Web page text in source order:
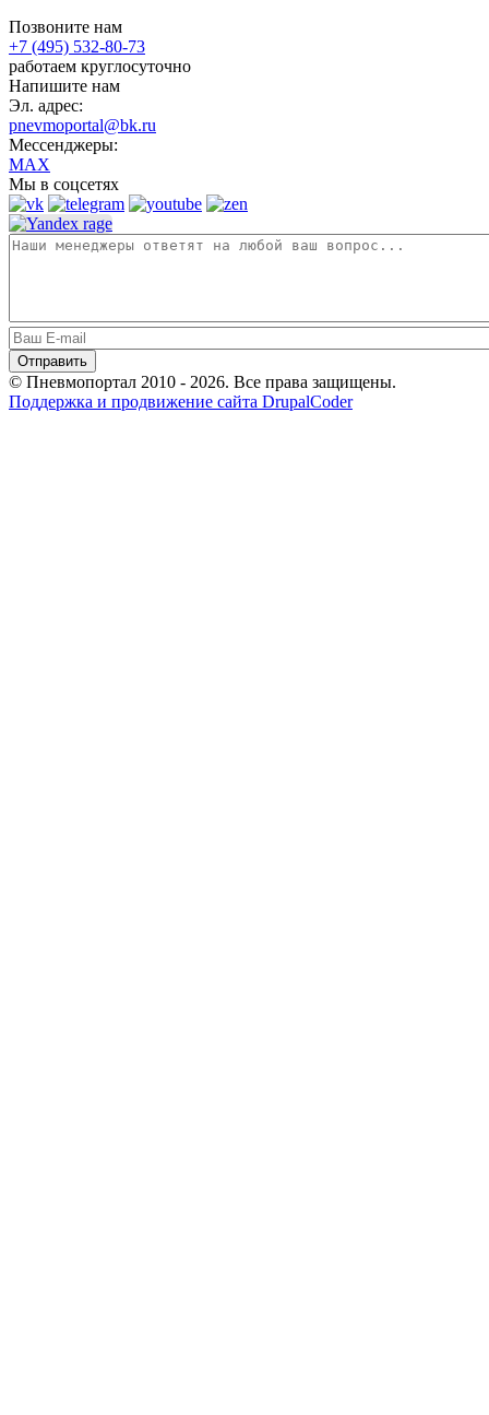
Позвоните нам
+7 (495) 532-80-73
работаем круглосуточно
Напишите нам
Эл. адрес:
pnevmoportal@bk.ru
Мессенджеры:
MAX
Мы в соцсетях
© Пневмопортал 2010 - 2026. Все права защищены.
Поддержка и продвижение сайта DrupalCoder